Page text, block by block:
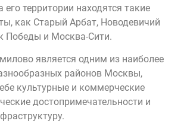
его территории находятся такие
как Старый Арбат, Новодевичий
Победы и Москва-Сити.
является одним из наиболее
районов Москвы,
культурные и коммерческие
достопримечательности и